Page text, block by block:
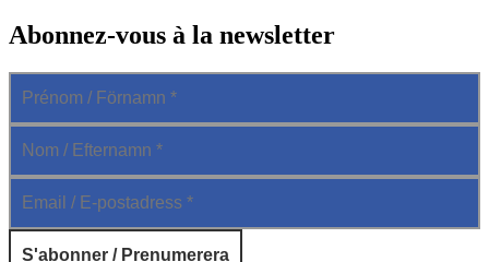
Abonnez-vous à la newsletter